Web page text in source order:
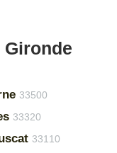
33500
33320
33110